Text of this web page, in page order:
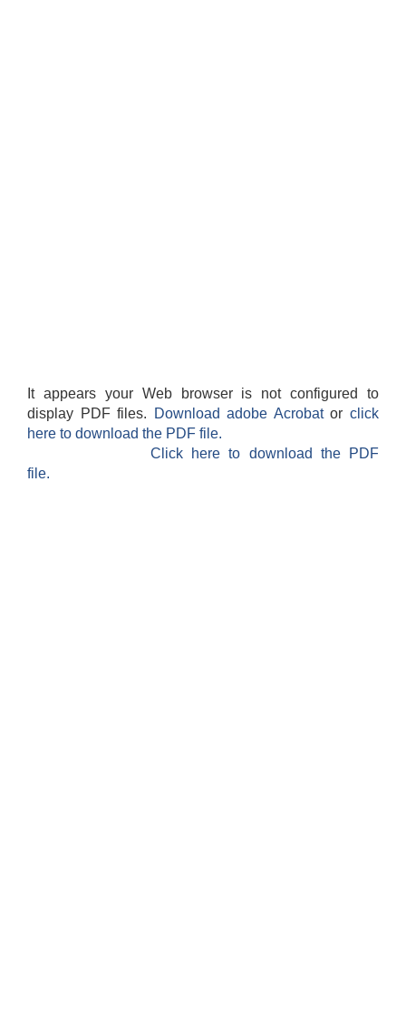
It appears your Web browser is not configured to
display PDF files.
Download adobe Acrobatorclick
here to download the PDF file.
Click here to download the PDF
file.